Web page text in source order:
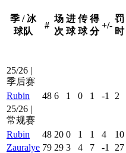
季 / 冰
球队
#
场
次
进
球
传
球
得
分
+/-
罚
时
25/26 |
季后赛
Rubin
48 6 1 0 1 -1 2
25/26 |
常规赛
Rubin
48 20 0 1 1 4 10
Zauralye 79 29 3 4 7 -1 27